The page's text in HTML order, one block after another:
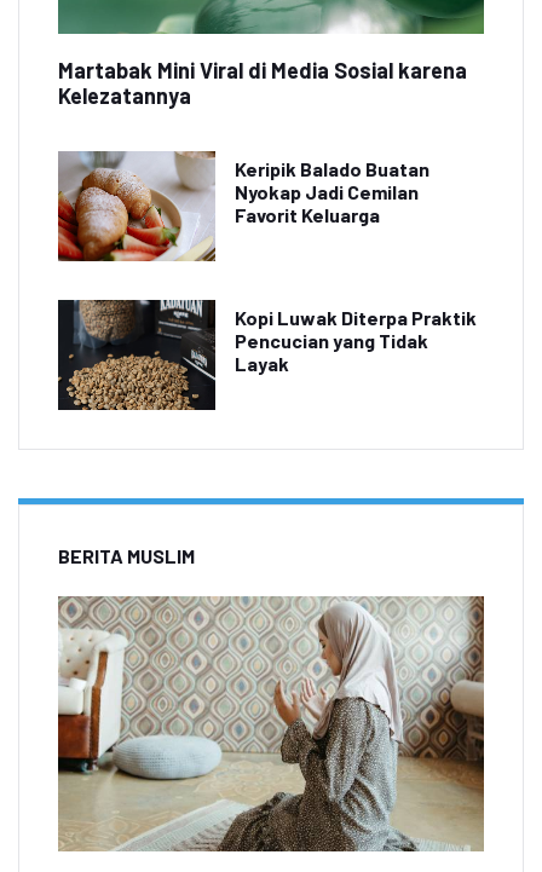
Martabak Mini Viral di Media Sosial karena
Kelezatannya
Keripik Balado Buatan
Nyokap Jadi Cemilan
Favorit Keluarga
Kopi Luwak Diterpa Praktik
Pencucian yang Tidak
Layak
BERITA MUSLIM